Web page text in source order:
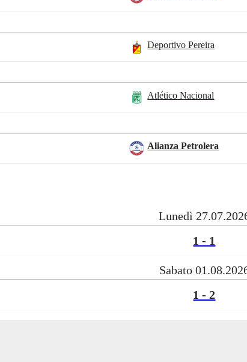
Deportivo Pereira
Atlético Nacional
Alianza Petrolera
Lunedì
1 - 1
Sabato
1 - 2